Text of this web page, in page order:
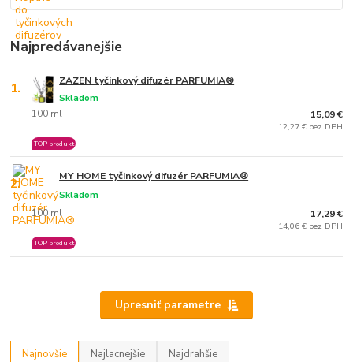
Najpredávanejšie
1. ZAZEN tyčinkový difuzér PARFUMIA®
100 ml
Skladom
TOP produkt
15,09 €
12,27 € bez DPH
2. MY HOME tyčinkový difuzér PARFUMIA®
100 ml
Skladom
TOP produkt
17,29 €
14,06 € bez DPH
Upresniť parametre
Najnovšie Najlacnejšie Najdrahšie